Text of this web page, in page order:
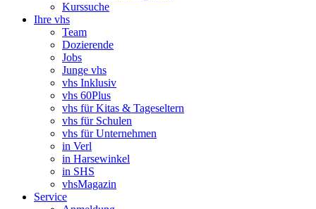
Kurssuche
Ihre vhs
Team
Dozierende
Jobs
Junge vhs
vhs Inklusiv
vhs 60Plus
vhs für Kitas & Tageseltern
vhs für Schulen
vhs für Unternehmen
in Verl
in Harsewinkel
in SHS
vhsMagazin
Service